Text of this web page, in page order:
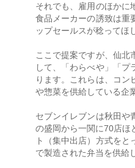
それでも、雇用のほかに
食品メーカーの誘致は重
ップセールスが稔ってほ
ここで提案ですが、仙北
して、「わらべや」「プ
ります。これらは、コン
や惣菜を供給している企
セブンイレブンは秋田や
の盛岡から一関に70店ほ
ト（集中出店）方式を
で製造された弁当を供給